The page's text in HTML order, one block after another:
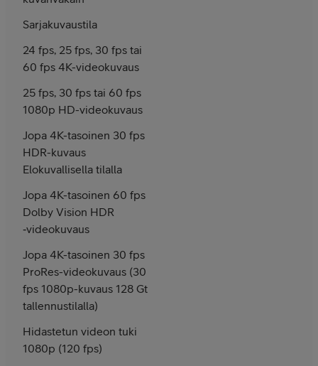
Sarjakuvaustila
24 fps, 25 fps, 30 fps tai
60 fps 4K-videokuvaus
25 fps, 30 fps tai 60 fps
1080p HD-videokuvaus
Jopa 4K-tasoinen 30 fps
HDR-kuvaus
Elokuvallisella tilalla
Jopa 4K-tasoinen 60 fps
Dolby Vision HDR
‑videokuvaus
Jopa 4K-tasoinen 30 fps
ProRes-videokuvaus (30
fps 1080p-kuvaus 128 Gt
tallennustilalla)
Hidastetun videon tuki
1080p (120 fps)